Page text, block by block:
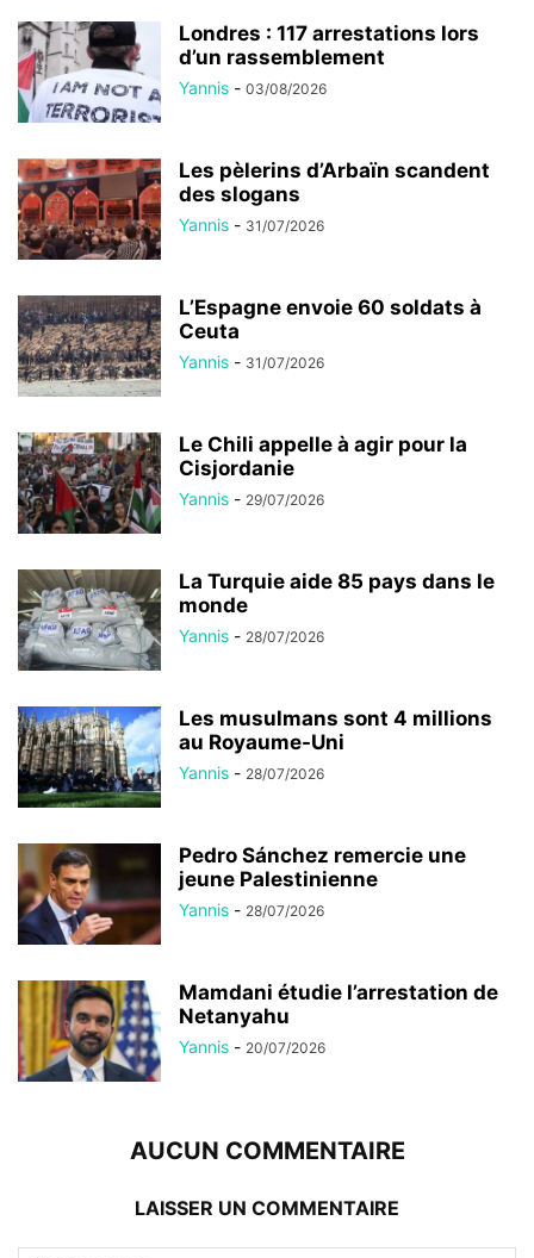
Londres : 117 arrestations lors
d’un rassemblement
Yannis - 03/08/2026
Les pèlerins d’Arbaïn scandent
des slogans
Yannis - 31/07/2026
L’Espagne envoie 60 soldats à
Ceuta
Yannis - 31/07/2026
Le Chili appelle à agir pour la
Cisjordanie
Yannis - 29/07/2026
La Turquie aide 85 pays dans le
monde
Yannis - 28/07/2026
Les musulmans sont 4 millions
au Royaume-Uni
Yannis - 28/07/2026
Pedro Sánchez remercie une
jeune Palestinienne
Yannis - 28/07/2026
Mamdani étudie l’arrestation de
Netanyahu
Yannis - 20/07/2026
AUCUN COMMENTAIRE
LAISSER UN COMMENTAIRE